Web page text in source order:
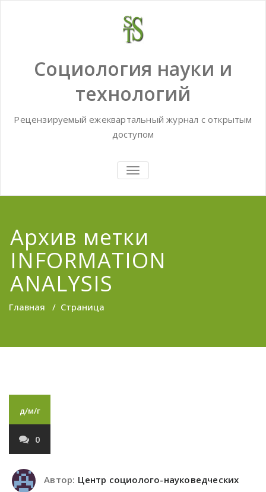
Социология науки и
технологий
Рецензируемый ежеквартальный журнал с открытым
доступом
TOGGLE
NAVIGATION
Архив метки
INFORMATION
ANALYSIS
Главная / Страница
д/м/г
0
Автор: Центр социолого-науковедческих